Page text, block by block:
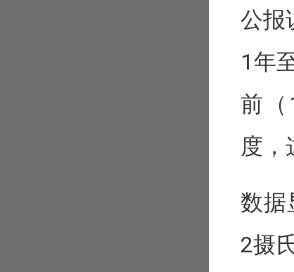
公报
1年
前
度，
数据
2摄